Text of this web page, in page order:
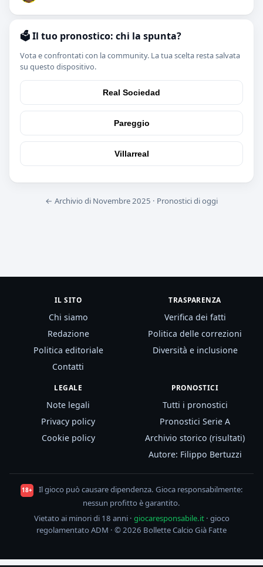
🗳️ Il tuo pronostico: chi la spunta?
Vota e confrontati con la community. La tua scelta resta salvata
su questo dispositivo.
Real Sociedad
Pareggio
Villarreal
← Archivio di Novembre 2025 · Pronostici di oggi
IL SITO
Chi siamo
Redazione
Politica editoriale
Contatti
TRASPARENZA
Verifica dei fatti
Politica delle correzioni
Diversità e inclusione
LEGALE
Note legali
Privacy policy
Cookie policy
PRONOSTICI
Tutti i pronostici
Pronostici Serie A
Archivio storico (risultati)
Autore: Filippo Bertuzzi
18+
Il gioco può causare dipendenza. Gioca responsabilmente:
nessun profitto è garantito.
Vietato ai minori di 18 anni · giocaresponsabile.it· gioco
regolamentato ADM · © 2026 Bollette Calcio Già Fatte